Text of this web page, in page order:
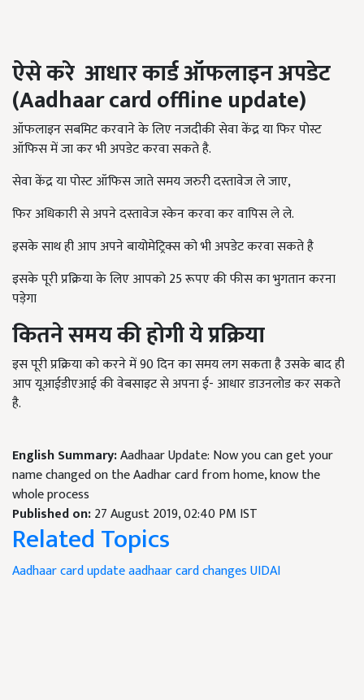
ऐसे करे आधार कार्डऑफलाइन अपडेट
(Aadhaar card offline update)
ऑफलाइन सबमिट करवाने के लिए नजदीकी सेवा केंद्र या फिर पोस्ट
ऑफिस में जा कर भी अपडेट करवा सकते है.
सेवा केंद्र या पोस्ट ऑफिस जाते समय जरुरी दस्तावेज ले जाए,
फिर अधिकारी से अपने दस्तावेज स्केन करवा कर वापिस ले ले.
इसके साथ ही आप अपने बायोमेट्रिक्स को भी अपडेट करवा सकते है
इसके पूरी प्रक्रिया के लिए आपको 25 रूपए की फीस का भुगतान करना
पड़ेगा
कितने समय की होगी ये प्रक्रिया
इस पूरी प्रक्रिया को करने में 90 दिन का समय लग सकता है उसके बाद ही
आप यूआईडीएआई की वेबसाइट से अपना ई- आधार डाउनलोड कर सकते
है.
English Summary:Aadhaar Update: Now you can get your
name changed on the Aadhar card from home, know the
whole process
Published on:27 August 2019, 02:40 PM IST
Related Topics
Aadhaar card updateaadhaar card changesUIDAI